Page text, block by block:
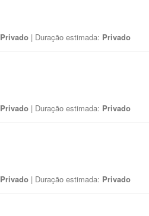
Privado | Duração estimada: Privado
Privado | Duração estimada: Privado
Privado | Duração estimada: Privado